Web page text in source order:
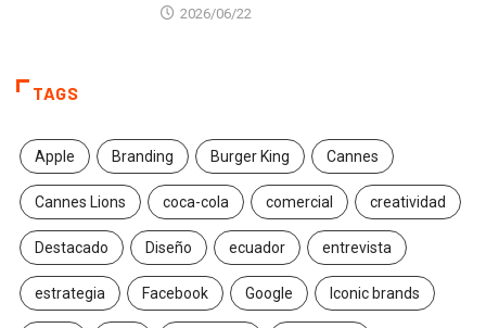
2026/06/22
TAGS
Apple Branding Burger King Cannes
Cannes Lions coca-cola comercial creatividad
Destacado Diseño ecuador entrevista
estrategia Facebook Google Iconic brands